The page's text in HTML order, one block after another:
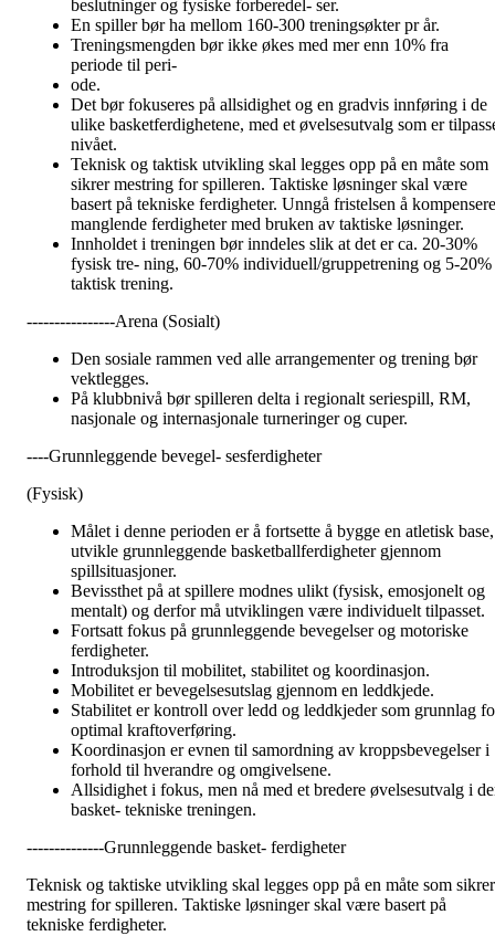
beslutninger og fysiske forberedel- ser.
En spiller bør ha mellom 160-300 treningsøkter pr år.
Treningsmengden bør ikke økes med mer enn 10% fra
periode til peri-
ode.
Det bør fokuseres på allsidighet og en gradvis innføring i de
ulike basketferdighetene, med et øvelsesutvalg som er
nivået.
Teknisk og taktisk utvikling skal legges opp på en måte som
sikrer mestring for spilleren. Taktiske løsninger skal være
basert på tekniske ferdigheter. Unngå fristelsen å kompensere
manglende ferdigheter med bruken av taktiske løsninger.
Innholdet i treningen bør inndeles slik at det er ca. 20-30%
fysisk tre- ning, 60-70% individuell/gruppetrening og 5-20%
taktisk trening.
----------------Arena (Sosialt)
Den sosiale rammen ved alle arrangementer og trening bør
vektlegges.
På klubbnivå bør spilleren delta i regionalt seriespill, RM,
nasjonale og internasjonale turneringer og cuper.
----Grunnleggende bevegel- sesferdigheter
(Fysisk)
Målet i denne perioden er å fortsette å bygge en atletisk base,
utvikle grunnleggende basketballferdigheter gjennom
spillsituasjoner.
Bevissthet på at spillere modnes ulikt (fysisk, emosjonelt og
mentalt) og derfor må utviklingen være individuelt tilpasset.
Fortsatt fokus på grunnleggende bevegelser og motoriske
ferdigheter.
Introduksjon til mobilitet, stabilitet og koordinasjon.
Mobilitet er bevegelsesutslag gjennom en leddkjede.
Stabilitet er kontroll over ledd og leddkjeder som grunnlag
optimal kraftoverføring.
Koordinasjon er evnen til samordning av kroppsbevegelser i
forhold til hverandre og omgivelsene.
Allsidighet i fokus, men nå med et bredere øvelsesutvalg i
basket- tekniske treningen.
--------------Grunnleggende basket- ferdigheter
Teknisk og taktiske utvikling skal legges opp på en måte som sikrer
mestring for spilleren. Taktiske løsninger skal være basert på
tekniske ferdigheter.